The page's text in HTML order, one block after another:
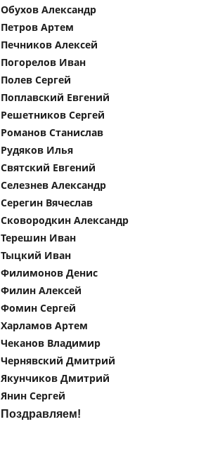
Обухов Александр
Петров Артем
Печников Алексей
Погорелов Иван
Полев Сергей
Поплавский Евгений
Решетников Сергей
Романов Станислав
Рудяков Илья
Святский Евгений
Селезнев Александр
Серегин Вячеслав
Сковородкин Александр
Терешин Иван
Тыцкий Иван
Филимонов Денис
Филин Алексей
Фомин Сергей
Харламов Артем
Чеканов Владимир
Чернявский Дмитрий
Якунчиков Дмитрий
Янин Сергей
Поздравляем!